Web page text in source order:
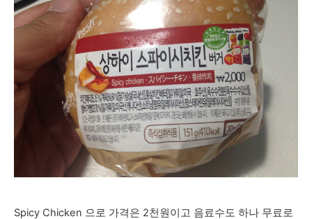
Spicy Chicken 으로 가격은 2천원이고 음료수도 하나 무료로